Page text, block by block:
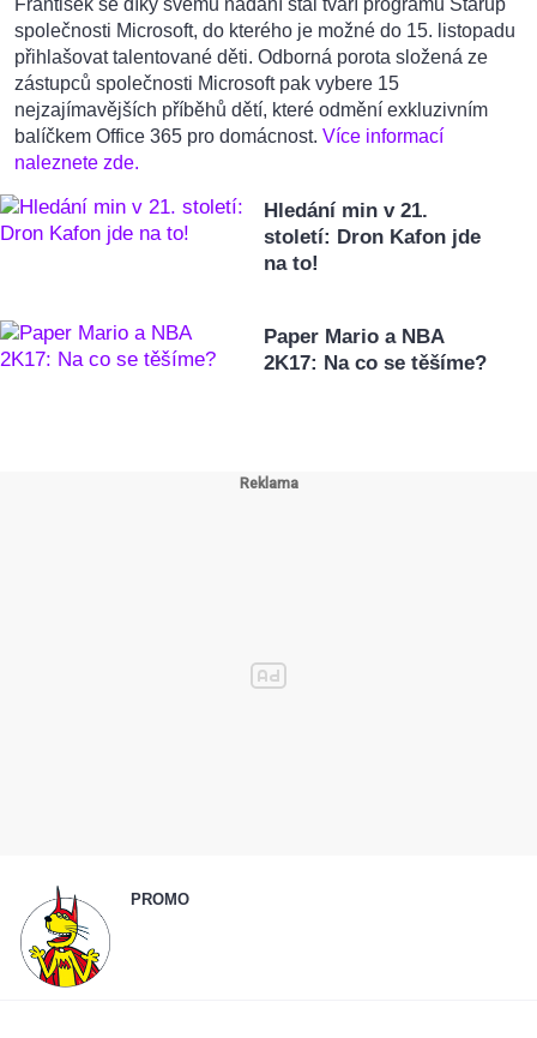
František se díky svému nadání stal tváří programu Starup
společnosti Microsoft, do kterého je možné do 15. listopadu
přihlašovat talentované děti. Odborná porota složená ze
zástupců společnosti Microsoft pak vybere 15
nejzajímavějších příběhů dětí, které odmění exkluzivním
balíčkem Office 365 pro domácnost. Více informací
naleznete zde.
Hledání min v 21.
století: Dron Kafon jde
na to!
Paper Mario a NBA
2K17: Na co se těšíme?
PROMO